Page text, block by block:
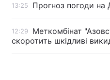
13:25 Прогноз погоди на
12:29
Меткомбінат
скоротить шкідливі